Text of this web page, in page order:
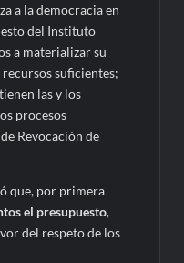
a la democracia en
del Instituto
a materializar su
suficientes;
las y los
procesos
Revocación de
que, por primera
el presupuesto,
del respeto de los